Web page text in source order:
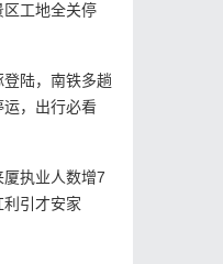
区工地全关停
登陆，南铁多趟
运，出行必看
厦执业人数增7
引才安家